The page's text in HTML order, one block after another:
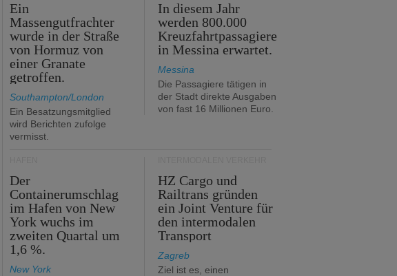
Ein
Massengutfrachter
wurde in der Straße
von Hormuz von
einer Granate
getroffen.
Southampton/London
Ein Besatzungsmitglied
wird Berichten zufolge
vermisst.
In diesem Jahr
werden 800.000
Kreuzfahrtpassagiere
in Messina erwartet.
Messina
Die Passagiere tätigen in
der Stadt direkte Ausgaben
von fast 16 Millionen Euro.
Der
Containerumschlag
im Hafen von New
York wuchs im
zweiten Quartal um
1,6 %.
New York
HZ Cargo und
Railtrans gründen
ein Joint Venture für
den intermodalen
Transport
Zagreb
Ziel ist es, einen